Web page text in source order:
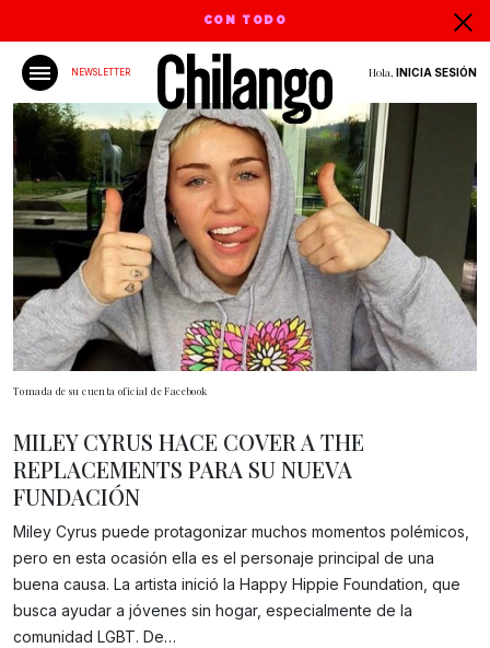
CON TODO
NEWSLETTER Hola, INICIA SESIÓN
Tomada de su cuenta oficial de Facebook
Gracias!
MILEY CYRUS HACE COVER A THE
REPLACEMENTS PARA SU NUEVA
FUNDACIÓN
Miley Cyrus puede protagonizar muchos momentos polémicos,
pero en esta ocasión ella es el personaje principal de una
buena causa. La artista inició la Happy Hippie Foundation, que
busca ayudar a jóvenes sin hogar, especialmente de la
comunidad LGBT. De…